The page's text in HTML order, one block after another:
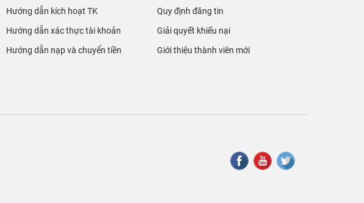
Hướng dẫn kích hoạt TK
Hướng dẫn xác thực tài khoản
Hướng dẫn nạp và chuyển tiền
Quy định đăng tin
Giải quyết khiếu nại
Giới thiệu thành viên mới